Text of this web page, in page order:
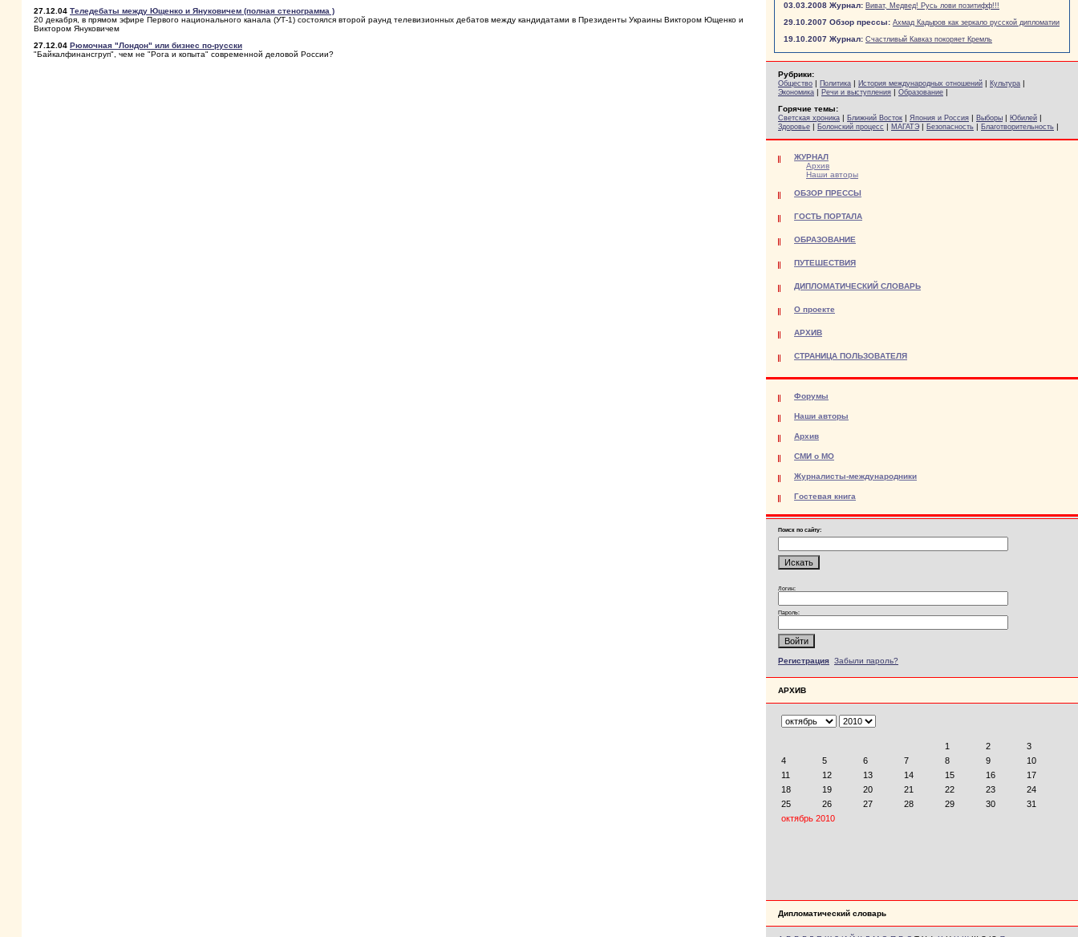
27.12.04 Теледебаты между Ющенко и Януковичем (полная стенограмма )
20 декабря, в прямом эфире Первого национального канала (УТ-1) состоялся второй раунд телевизионных дебатов между кандидатами в Президенты Украины Виктором Ющенко и
Виктором Януковичем
27.12.04 Рюмочная "Лондон" или бизнес по-русски
"Байкалфинансгруп", чем не "Рога и копыта" современной деловой России?
03.03.2008 Журнал: Виват, Медвед! Русь лови позитифф!!!
29.10.2007 Обзор прессы: Ахмад Кадыров как зеркало русской дипломатии
19.10.2007 Журнал: Счастливый Кавказ покоряет Кремль
Рубрики:
Общество | Политика | История международных отношений | Культура |
Экономика | Речи и выступления | Образование |
Горячие темы:
Светская хроника | Ближний Восток | Япония и Россия | Выборы | Юбилей |
Здоровье | Болонский процесс | МАГАТЭ | Безопасность | Благотворительность |
ЖУРНАЛ
Архив
Наши авторы
ОБЗОР ПРЕССЫ
ГОСТЬ ПОРТАЛА
ОБРАЗОВАНИЕ
ПУТЕШЕСТВИЯ
ДИПЛОМАТИЧЕСКИЙ СЛОВАРЬ
О проекте
АРХИВ
СТРАНИЦА ПОЛЬЗОВАТЕЛЯ
Форумы
Наши авторы
Архив
СМИ о МО
Журналисты-международники
Гостевая книга
Поиск по сайту:
Логин:
Пароль:
Регистрация Забыли пароль?
АРХИВ
Дипломатический словарь